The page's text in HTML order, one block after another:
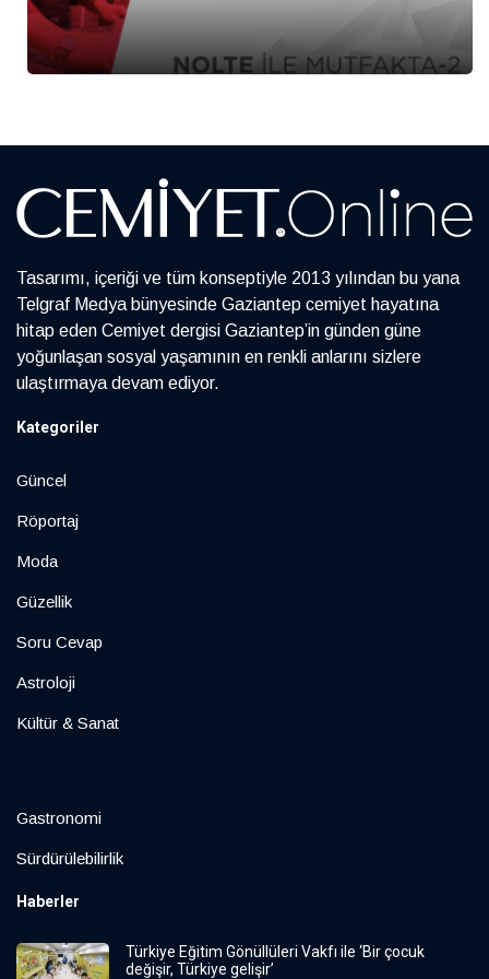
Tasarımı, içeriği ve tüm konseptiyle 2013 yılından bu yana
Telgraf Medya bünyesinde Gaziantep cemiyet hayatına
hitap eden Cemiyet dergisi Gaziantep’in günden güne
yoğunlaşan sosyal yaşamının en renkli anlarını sizlere
ulaştırmaya devam ediyor.
Kategoriler
Güncel
Röportaj
Moda
Güzellik
Soru Cevap
Astroloji
Kültür & Sanat
Gastronomi
Sürdürülebilirlik
Haberler
Türkiye Eğitim Gönüllüleri Vakfı ile ‘Bir çocuk
değişir, Türkiye gelişir’